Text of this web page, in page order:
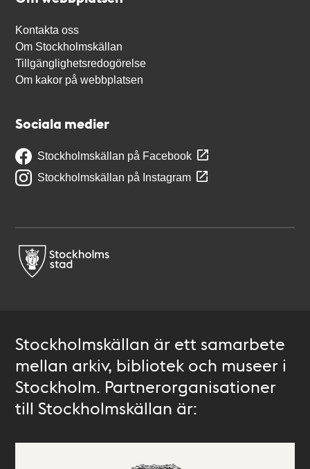
Kontakta oss
Om Stockholmskällan
Tillgänglighetsredogörelse
Om kakor på webbplatsen
Sociala medier
Stockholmskällan på Facebook
Stockholmskällan på Instagram
Stockholmskällan är ett samarbete
mellan arkiv, bibliotek och museer i
Stockholm. Partnerorganisationer
till Stockholmskällan är: